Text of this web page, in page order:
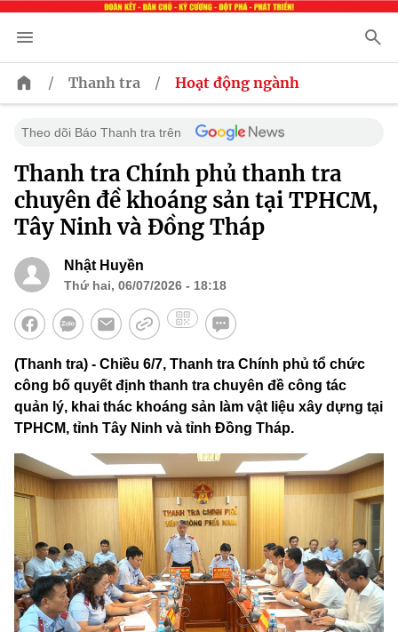
/ Thanh tra / Hoạt động ngành
Theo dõi Báo Thanh tra trên
Thanh tra Chính phủ thanh tra
chuyên đề khoáng sản tại TPHCM,
Tây Ninh và Đồng Tháp
Nhật Huyền
Thứ hai, 06/07/2026 - 18:18
(Thanh tra) - Chiều 6/7, Thanh tra Chính phủ tổ chức
công bố quyết định thanh tra chuyên đề công tác
quản lý, khai thác khoáng sản làm vật liệu xây dựng tại
TPHCM, tỉnh Tây Ninh và tỉnh Đồng Tháp.